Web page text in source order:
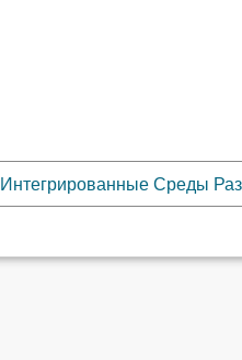
Интегрированные Среды